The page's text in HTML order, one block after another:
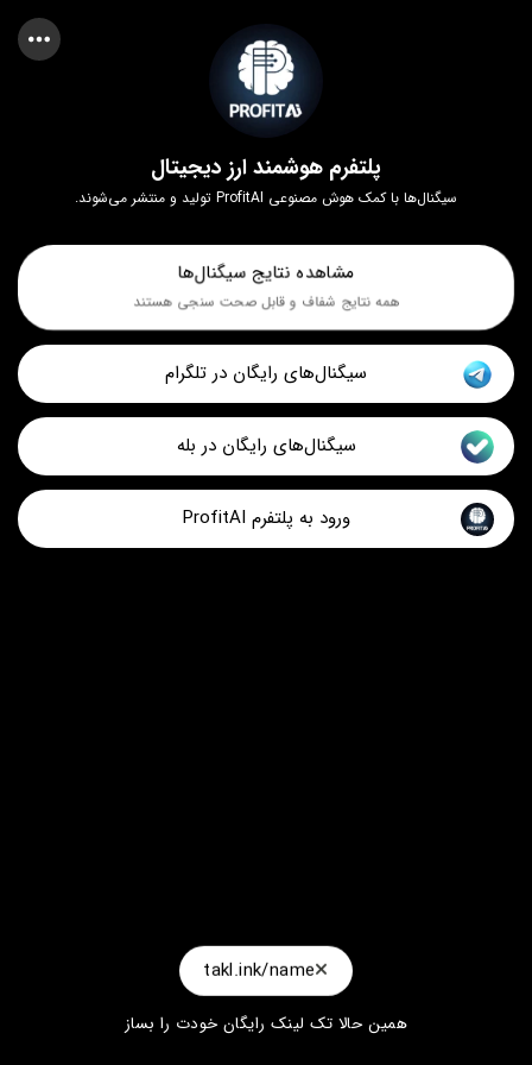
پلتفرم هوشمند ارز دیجیتال
سیگنال‌ها با کمک هوش مصنوعی ProfitAI تولید و منتشر می‌شوند.
مشاهده نتایج سیگنال‌ها
همه نتایج شفاف و قابل صحت سنجی هستند
سیگنال‌های رایگان در تلگرام
سیگنال‌های رایگان در بله
ورود به پلتفرم ProfitAI
takl.ink/name
همین حالا تک لینک رایگان خودت را بساز